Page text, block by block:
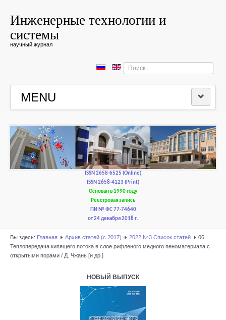
Инженерные технологии и
системы
научный журнал
Искать...
MENU
РЕДКОЛЛЕГИЯ
РЕДАКЦИОННАЯ ПОЛИТИКА И ЭТИКА
ISSN 2658-6525 (Online)
ISSN 2658-4123 (Print)
Основан в 1990 году
Реестровая запись
ПИ № ФС 77-74640
от 24 декабря 2018 г.
Вы здесь: Главная Архив статей (с 2017) 2022 №3 Список статей
06.
Теплопередача кипящего потока в слое рифленого медного пеноматериала с
открытыми порами / Д. Чжань [и др.]
НОВЫЙ ВЫПУСК